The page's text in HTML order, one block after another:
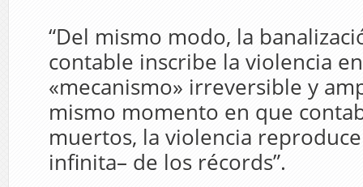
“Del mismo modo, la
contable inscribe la violencia
«mecanismo» irreversible y
mismo momento en que
muertos, la violencia
infinita– de los récords”.